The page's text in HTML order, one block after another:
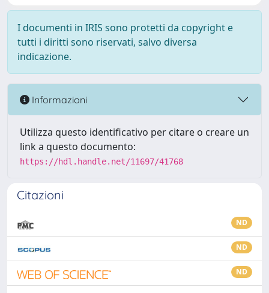
I documenti in IRIS sono protetti da copyright e
tutti i diritti sono riservati, salvo diversa
indicazione.
Informazioni
Utilizza questo identificativo per citare o creare un
link a questo documento:
https://hdl.handle.net/11697/41768
Citazioni
ND
ND
ND